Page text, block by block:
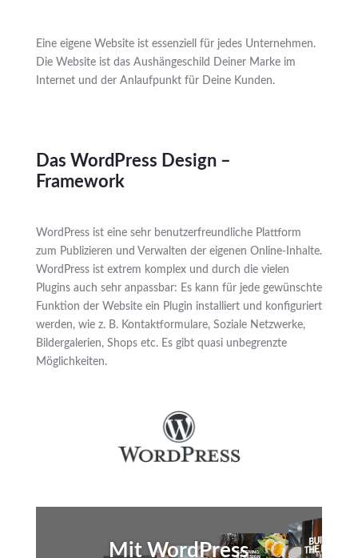
Eine eigene Website ist essenziell für jedes Unternehmen.
Die Website ist das Aushängeschild Deiner Marke im
Internet und der Anlaufpunkt für Deine Kunden.
Das WordPress Design –
Framework
WordPress ist eine sehr benutzerfreundliche Plattform
zum Publizieren und Verwalten der eigenen Online-Inhalte.
WordPress ist extrem komplex und durch die vielen
Plugins auch sehr anpassbar: Es kann für jede gewünschte
Funktion der Website ein Plugin installiert und konfiguriert
werden, wie z. B. Kontaktformulare, Soziale Netzwerke,
Bildergalerien, Shops etc. Es gibt quasi unbegrenzte
Möglichkeiten.
Mit WordPress